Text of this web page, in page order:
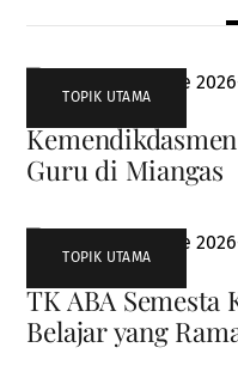
TOPIK UTAMA
Guru di Miangas
TOPIK UTAMA
TK ABA Semesta
Belajar yang